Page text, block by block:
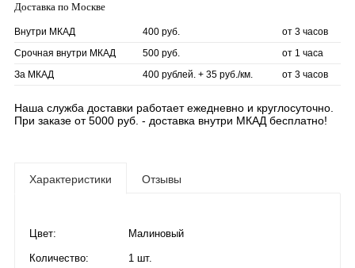
Доставка по Москве
Внутри МКАД 400 руб.
от 3 часов
Срочная внутри МКАД
500 руб.
от 1 часа
За МКАД
400 рублей. + 35 руб./км. от 3 часов
Наша служба доставки работает ежедневно и круглосуточно.
При заказе от 5000 руб. - доставка внутри МКАД бесплатно!
Характеристики Отзывы
Цвет: Малиновый
Количество: 1 шт.